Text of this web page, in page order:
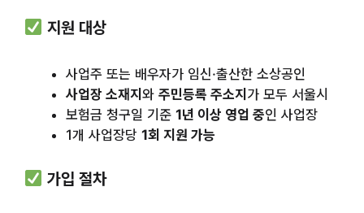
지원 대상
사업주 또는 배우자가 임신·출산한 소상공인
사업장 소재지 와 주민등록 주소지 가 모두 서울시
보험금 청구일 기준 1년 이상 영업 중인 사업장
1개 사업장당 1회 지원 가능
가입 절차